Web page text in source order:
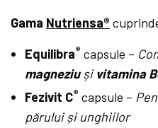
Gama Nutriensa®
Equilibra® capsule –
magneziușivitamina
Fezivit C® capsule –
părului și unghiilor